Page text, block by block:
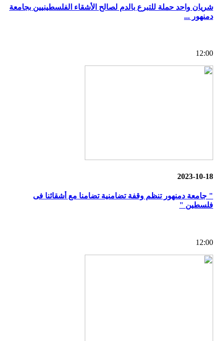
شريان واحد حملة للتبرع بالدم لصالح الأشقاء الفلسطينيين بجامعة
دمنهور ...
12:00
2023-10-18
" جامعة دمنهور تنظم وقفة تضامنية تضامنا مع أشقائنا فى
فلسطين "
12:00